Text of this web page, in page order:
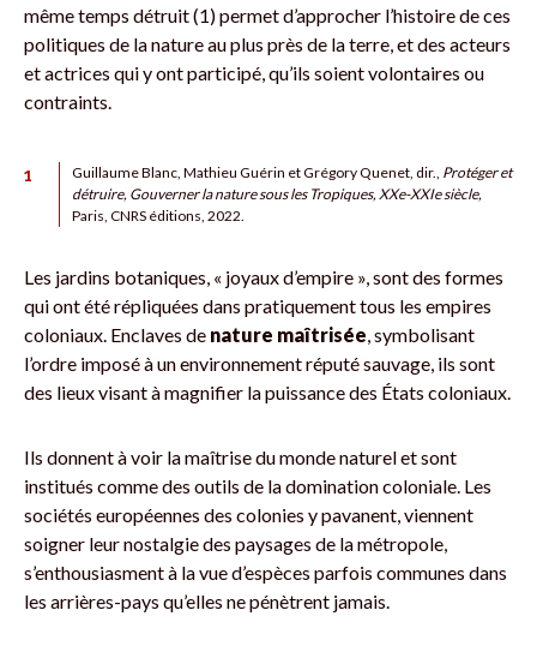
même temps détruit (1) permet d’approcher l’histoire de ces
politiques de la nature au plus près de la terre, et des acteurs
et actrices qui y ont participé, qu’ils soient volontaires ou
contraints.
1 Guillaume Blanc, Mathieu Guérin et Grégory Quenet, dir., Protéger et
détruire, Gouverner la nature sous les Tropiques, XXe-XXIe siècle,
Paris, CNRS éditions, 2022.
Les jardins botaniques, « joyaux d’empire », sont des formes
qui ont été répliquées dans pratiquement tous les empires
coloniaux. Enclaves de nature maîtrisée , symbolisant
l’ordre imposé à un environnement réputé sauvage, ils sont
des lieux visant à magnifier la puissance des États coloniaux.
Ils donnent à voir la maîtrise du monde naturel et sont
institués comme des outils de la domination coloniale. Les
sociétés européennes des colonies y pavanent, viennent
soigner leur nostalgie des paysages de la métropole,
s’enthousiasment à la vue d’espèces parfois communes dans
les arrières-pays qu’elles ne pénètrent jamais.